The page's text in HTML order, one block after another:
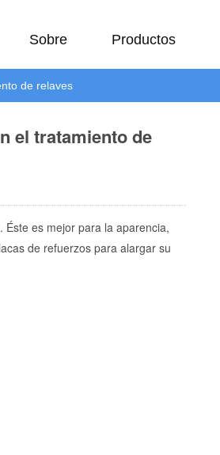
Sobre Productos
de relaves
el tratamiento de
es mejor para la aparencia,
de refuerzos para alargar su